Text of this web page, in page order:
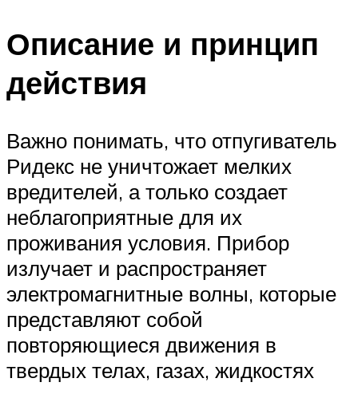
Описание и принцип
действия
Важно понимать, что отпугиватель
Ридекс не уничтожает мелких
вредителей, а только создает
неблагоприятные для их
проживания условия. Прибор
излучает и распространяет
электромагнитные волны, которые
представляют собой
повторяющиеся движения в
твердых телах, газах, жидкостях